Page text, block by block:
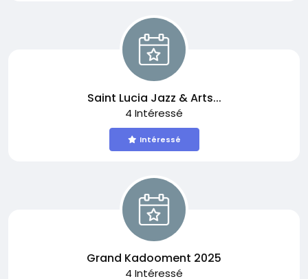
Saint Lucia Jazz & Arts...
4 Intéressé
Intéressé
Grand Kadooment 2025
4 Intéressé